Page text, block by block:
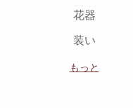
花器
装い
もっと